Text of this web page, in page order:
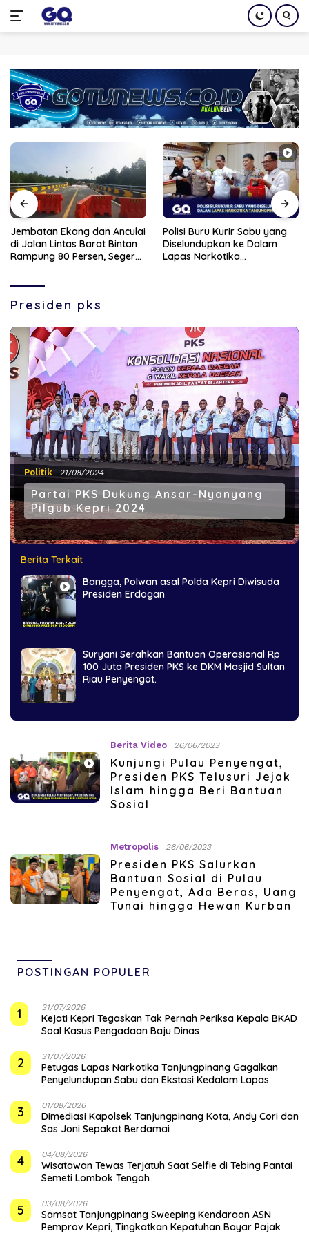
konten
Jembatan Ekang dan Anculai
di Jalan Lintas Barat Bintan
Rampung 80 Persen, Segera
Polisi Buru Kurir Sabu yang
Diselundupkan ke Dalam
Lapas Narkotika
Presiden pks
Politik 21/08/2024
Partai PKS Dukung Ansar-Nyanyang
Pilgub Kepri 2024
Berita Terkait
Bangga, Polwan asal Polda Kepri Diwisuda
Presiden Erdogan
Suryani Serahkan Bantuan Operasional Rp
100 Juta Presiden PKS ke DKM Masjid Sultan
Riau Penyengat.
Berita Video 26/06/2023
Kunjungi Pulau Penyengat,
Presiden PKS Telusuri Jejak
Islam hingga Beri Bantuan
Sosial
Metropolis 26/06/2023
Presiden PKS Salurkan
Bantuan Sosial di Pulau
Penyengat, Ada Beras, Uang
Tunai hingga Hewan Kurban
POSTINGAN POPULER
1 31/07/2026
Kejati Kepri Tegaskan Tak Pernah Periksa Kepala BKAD
Soal Kasus Pengadaan Baju Dinas
2 31/07/2026
Petugas Lapas Narkotika Tanjungpinang Gagalkan
Penyelundupan Sabu dan Ekstasi Kedalam Lapas
3 01/08/2026
Dimediasi Kapolsek Tanjungpinang Kota, Andy Cori dan
Sas Joni Sepakat Berdamai
4 04/08/2026
Wisatawan Tewas Terjatuh Saat Selfie di Tebing Pantai
Semeti Lombok Tengah
5 03/08/2026
Samsat Tanjungpinang Sweeping Kendaraan ASN
Pemprov Kepri, Tingkatkan Kepatuhan Bayar Pajak